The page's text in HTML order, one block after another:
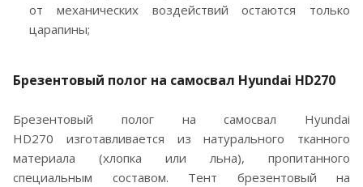
от механических воздействий остаются только
царапины;
Брезентовый полог на самосвал Hyundai HD270
Брезентовый полог на самосвал Hyundai
HD270 изготавливается из натурального тканного
материала (хлопка или льна), пропитанного
специальным составом. Тент брезентовый на